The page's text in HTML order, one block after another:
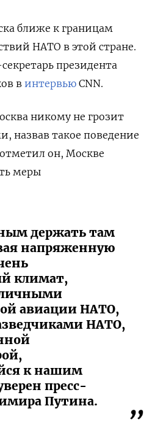
ближе к границам
НАТО в этой стране.
президента
в интервью CNN.
никому не грозит
назвав такое поведение
он, Москве
меры
держать там
напряженную
климат,
авиации НАТО,
НАТО,
к нашим
пресс-
Путина.